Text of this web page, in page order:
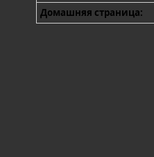
Домашняя страница: